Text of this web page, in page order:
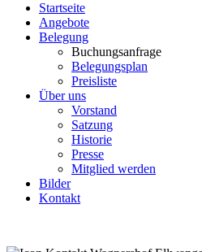
Startseite
Angebote
Belegung
Buchungsanfrage
Belegungsplan
Preisliste
Über uns
Vorstand
Satzung
Historie
Presse
Mitglied werden
Bilder
Kontakt